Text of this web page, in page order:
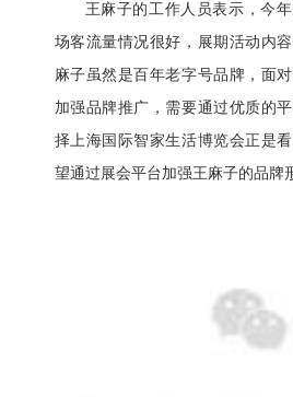
王麻子的工作人员表示，今
场客流量情况很好，展期活动内
麻子虽然是百年老字号品牌，面
加强品牌推广，需要通过优质的
择上海国际智家生活博览会正是
望通过展会平台加强王麻子的品牌